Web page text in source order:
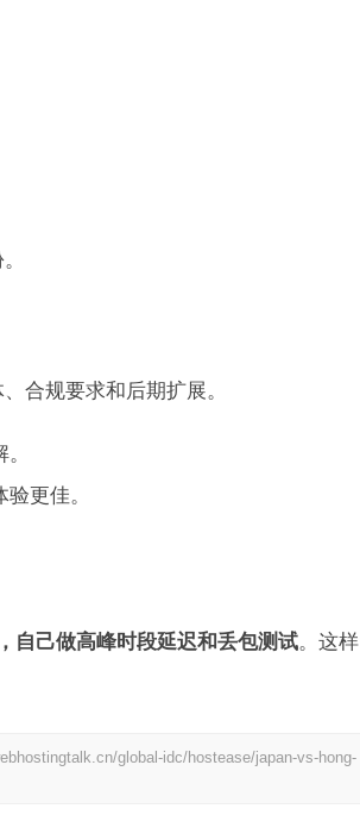
合规要求和后期扩展。
更佳。
自己做高峰时段延迟和丢包测试。这样
global-idc/hostease/japan-vs-hong-